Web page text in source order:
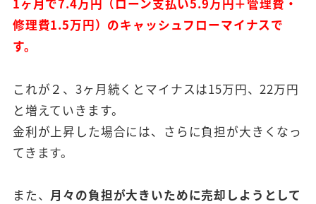
1ヶ月で7.4万円（ローン支払い5.9万円＋管理費・
修理費1.5万円）のキャッシュフローマイナスで
す。
これが２、3ヶ月続くとマイナスは15万円、22万円
と増えていきます。
金利が上昇した場合には、さらに負担が大きくなっ
てきます。
また、 月々の負担が大きいために売却しようとして